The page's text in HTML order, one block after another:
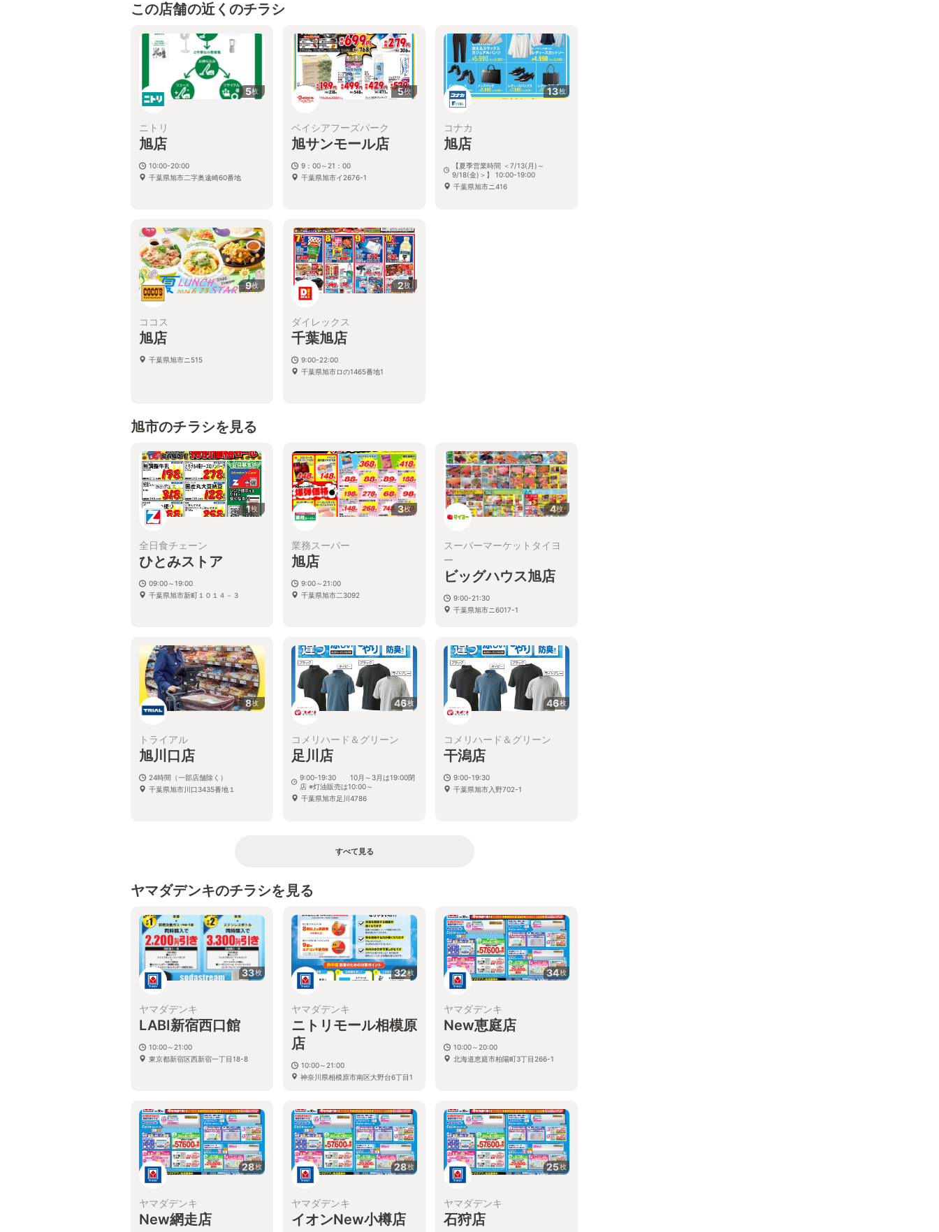
この店舗の近くのチラシ
5枚
ニトリ
旭店
10:00-20:00
千葉県旭市二字奥遠崎60番地
5枚
ベイシアフーズパーク
旭サンモール店
9：00～21：00
千葉県旭市イ2676-1
13枚
コナカ
旭店
【夏季営業時間 ＜7/13(月)～
9/18(金)＞】 10:00-19:00
千葉県旭市ニ416
9枚
ココス
旭店
千葉県旭市ニ515
2枚
ダイレックス
千葉旭店
9:00-22:00
千葉県旭市ロの1465番地1
旭市のチラシを見る
1枚
全日食チェーン
ひとみストア
09:00～19:00
千葉県旭市新町１０１４－３
3枚
業務スーパー
旭店
9:00～21:00
千葉県旭市二3092
4枚
スーパーマーケットタイヨ
ー
ビッグハウス旭店
9:00-21:30
千葉県旭市ニ6017-1
8枚
トライアル
旭川口店
24時間（一部店舗除く）
千葉県旭市川口3435番地１
46枚
コメリハード＆グリーン
足川店
9:00-19:30 10月～3月は19:00閉
店 ※灯油販売は10:00～
千葉県旭市足川4786
46枚
コメリハード＆グリーン
干潟店
9:00-19:30
千葉県旭市入野702-1
すべて見る
ヤマダデンキのチラシを見る
33枚
ヤマダデンキ
LABI新宿西口館
10:00～21:00
東京都新宿区西新宿一丁目18-8
32枚
ヤマダデンキ
ニトリモール相模原
店
10:00～21:00
神奈川県相模原市南区大野台6丁目1
34枚
ヤマダデンキ
New恵庭店
10:00～20:00
北海道恵庭市柏陽町3丁目266-1
28枚
ヤマダデンキ
New網走店
28枚
ヤマダデンキ
イオンNew小樽店
25枚
ヤマダデンキ
石狩店